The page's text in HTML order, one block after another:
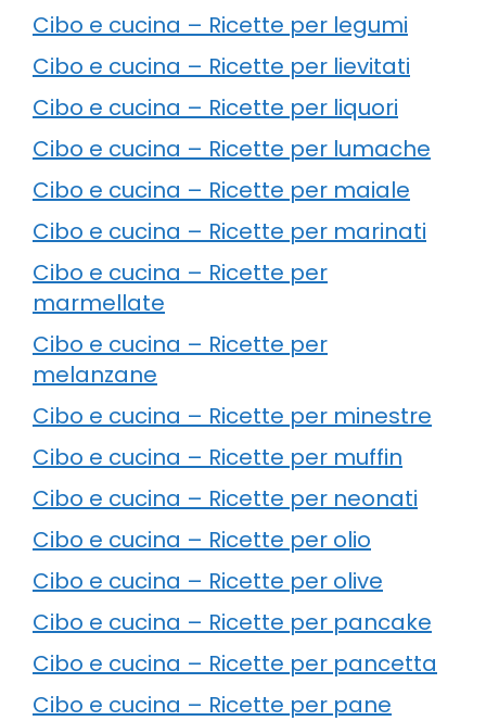
Cibo e cucina – Ricette per legumi
Cibo e cucina – Ricette per lievitati
Cibo e cucina – Ricette per liquori
Cibo e cucina – Ricette per lumache
Cibo e cucina – Ricette per maiale
Cibo e cucina – Ricette per marinati
Cibo e cucina – Ricette per
marmellate
Cibo e cucina – Ricette per
melanzane
Cibo e cucina – Ricette per minestre
Cibo e cucina – Ricette per muffin
Cibo e cucina – Ricette per neonati
Cibo e cucina – Ricette per olio
Cibo e cucina – Ricette per olive
Cibo e cucina – Ricette per pancake
Cibo e cucina – Ricette per pancetta
Cibo e cucina – Ricette per pane